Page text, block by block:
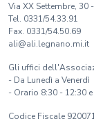
Via XX Settembre, 30
Tel. 0331/54.33.91
Fax. 0331/54.50.69
ali@ali.legnano.mi.it
Gli uffici
- Da Lunedì a Venerdì
- Orario 8:30 - 12:30
Codice Fiscale